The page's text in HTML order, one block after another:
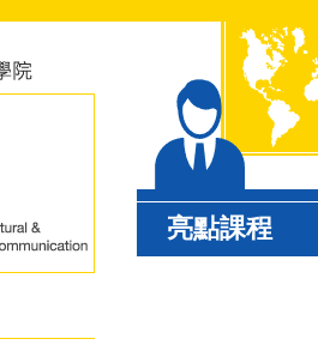
亮點課程